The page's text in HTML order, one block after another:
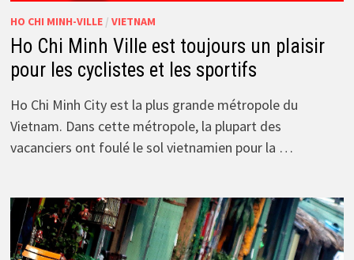
HO CHI MINH-VILLE/ VIETNAM
Ho Chi Minh Ville est toujours un plaisir
pour les cyclistes et les sportifs
Ho Chi Minh City est la plus grande métropole du
Vietnam. Dans cette métropole, la plupart des
vacanciers ont foulé le sol vietnamien pour la …